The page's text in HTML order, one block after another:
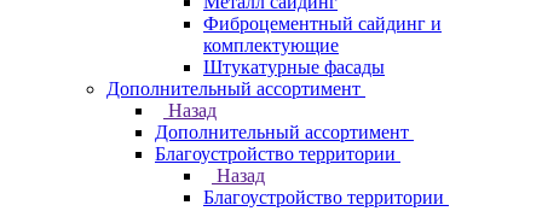
Фиброцементный сайдинг и
комплектующие
Штукатурные фасады
Дополнительный ассортимент
Назад
Дополнительный ассортимент
Благоустройство территории
Назад
Благоустройство территории